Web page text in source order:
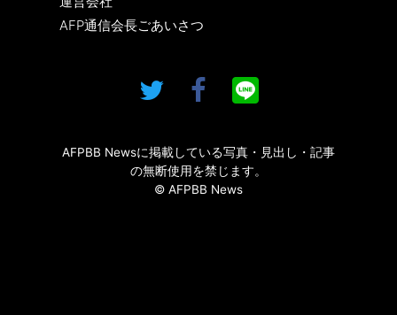
AFP通信会長ごあいさつ
AFPBB Newsに掲載している写真・見出し・記事
の無断使用を禁じます。
© AFPBB News